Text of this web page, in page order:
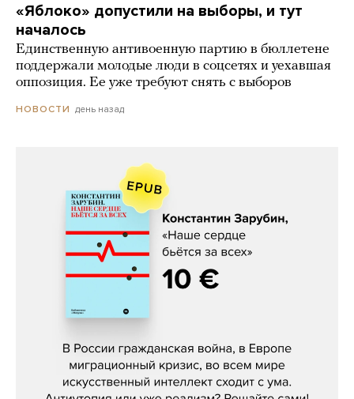
«Яблоко» допустили на выборы, и тут
началось
Единственную антивоенную партию в бюллетене
поддержали молодые люди в соцсетях и уехавшая
оппозиция. Ее уже требуют снять с выборов
НОВОСТИ день назад
Константин Зарубин, «Наше сердце